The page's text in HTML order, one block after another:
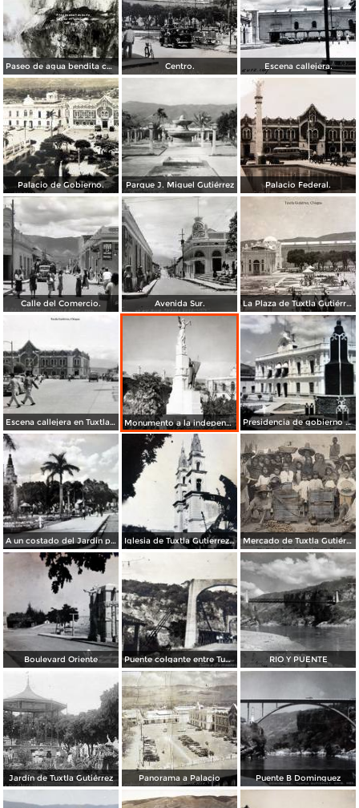
Paseo de agua bendita camino a Tuxtla. Centro. Escena callejera.
Palacio de Gobierno. Parque J. Miguel Gutiérrez Palacio Federal.
Calle del Comercio. Avenida Sur. La Plaza de Tuxtla Gutiérrez, Chiapas.
Escena callejera en Tuxtla Gutiérrez, Chiapas . Monumento a la independencia Presidencia de gobierno y Mto. a la Revolucion.
A un costado del Jardin principal.. Iglesia de Tuxtla Gutierrez Chiapas Mercado de Tuxtla Gutiérrez
Boulevard Oriente Puente colgante entre Tuxtla Gutierrez y Chiapa de Corzo RIO Y PUENTE
Jardín de Tuxtla Gutiérrez Panorama a Palacio Puente B Dominguez